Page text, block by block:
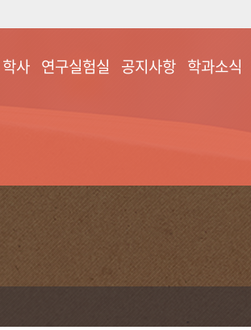
학사
취업처(졸업자)
연구실험실
학
과수및번식학
원예품질관리학
스마트원예재배학
공지사항 학과소식